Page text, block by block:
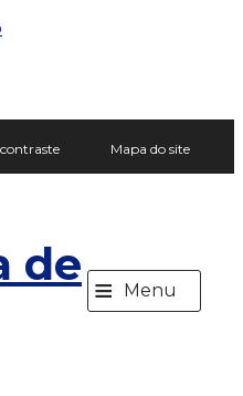
Mapa do site
de ≡ Menu